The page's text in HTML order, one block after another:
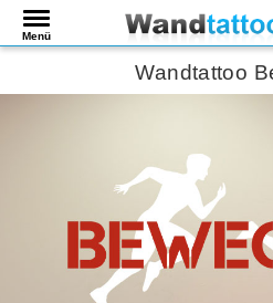
Menü
Wandtattoo